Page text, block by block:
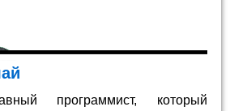
программист, который